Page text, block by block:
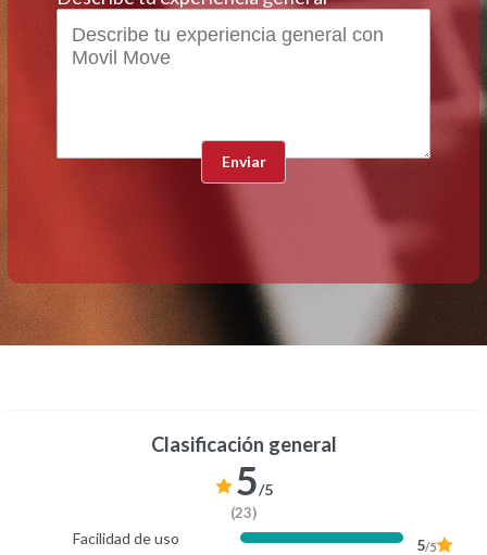
Clasificación general
5/5
(23)
Facilidad de uso 5/5